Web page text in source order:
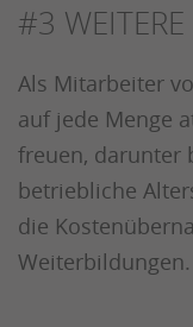
#3
Als Mitarbeiter
auf jede Menge
freuen, darunter
betriebliche
die
Weiterbildungen.